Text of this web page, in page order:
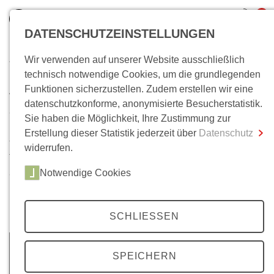
inkl. MwSt.
0,00 €
Zum Warenkorb Zur Kasse
Wo bin ich?
Archiv
35 Jahrgänge, über 200 Ausgaben. Im Laufe der Zeit ist
unser
Mittelweg 36- Archiv auf eine beachtliche Anzahl
von Artikeln angewachsen. Neben Beiträgen zu unseren
ausgewählte Beiträge unserer Literaturbeilagen, zu den
Protestchronik.
DATENSCHUTZEINSTELLUNGEN
Wir verwenden auf unserer Website ausschließlich
technisch notwendige Cookies, um die grundlegenden
Funktionen sicherzustellen. Zudem erstellen wir eine
datenschutzkonforme, anonymisierte Besucherstatistik.
Sie haben die Möglichkeit, Ihre Zustimmung zur
Erstellung dieser Statistik jederzeit über Datenschutz
widerrufen.
Notwendige Cookies
SCHLIESSEN
SPEICHERN